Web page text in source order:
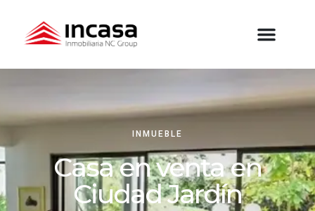
INMUEBLE
Casa en venta en
Ciudad Jardín